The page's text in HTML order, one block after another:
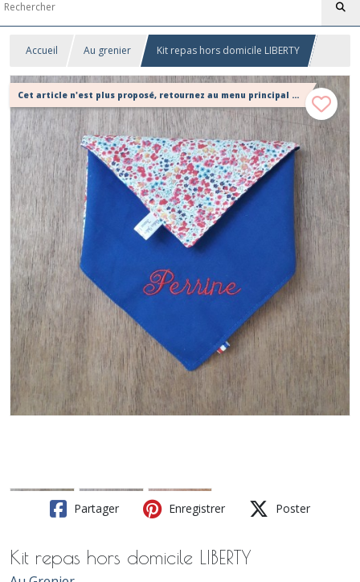
Accueil Au grenier Kit repas hors domicile LIBERTY
Cet article n'est plus proposé, retournez au menu principal ou contactez moi!
Partager Enregistrer Poster
Kit repas hors domicile LIBERTY